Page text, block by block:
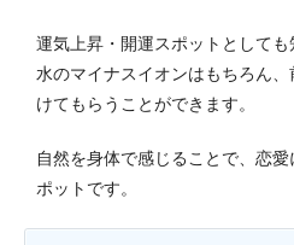
運気上昇・開運スポットとして
水のマイナスイオンはもちろん
けてもらうことができます。
自然を身体で感じることで、恋
ポットです。